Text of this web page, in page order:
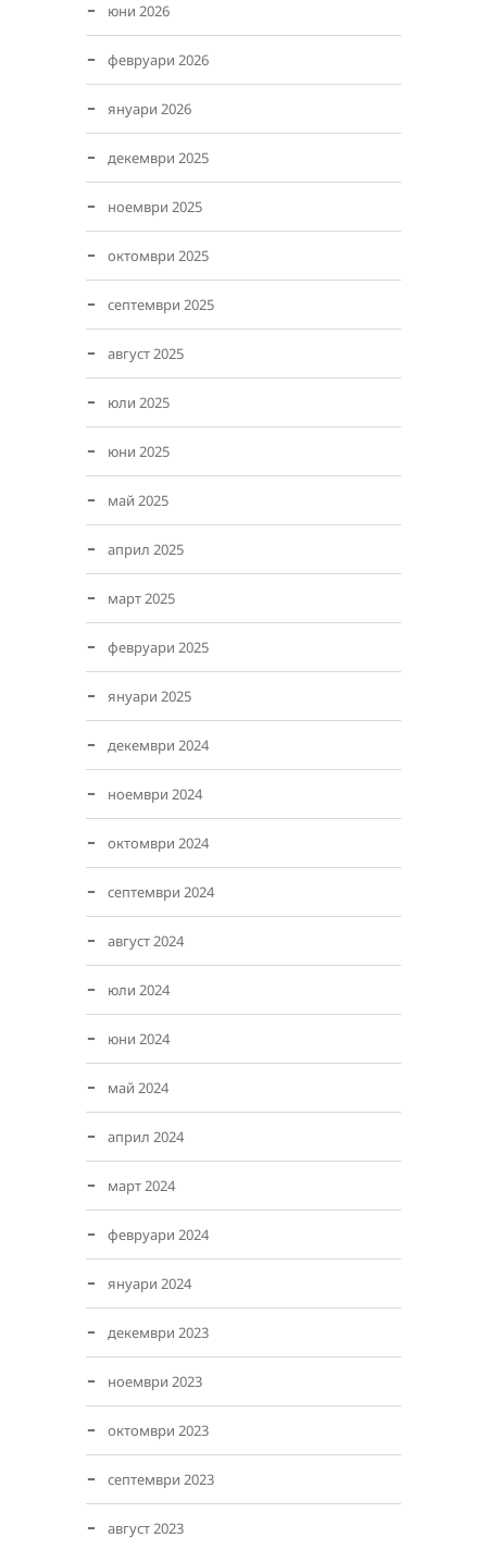
юни 2026
февруари 2026
януари 2026
декември 2025
ноември 2025
октомври 2025
септември 2025
август 2025
юли 2025
юни 2025
май 2025
април 2025
март 2025
февруари 2025
януари 2025
декември 2024
ноември 2024
октомври 2024
септември 2024
август 2024
юли 2024
юни 2024
май 2024
април 2024
март 2024
февруари 2024
януари 2024
декември 2023
ноември 2023
октомври 2023
септември 2023
август 2023